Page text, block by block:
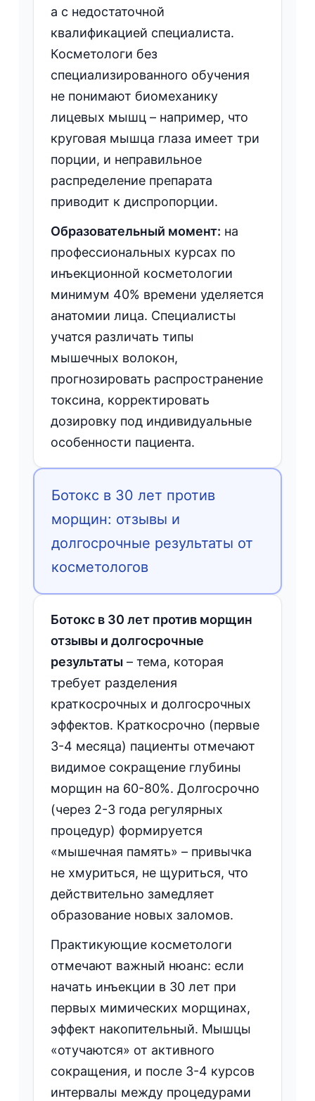
а с недостаточной
квалификацией специалиста.
Косметологи без
специализированного обучения
не понимают биомеханику
лицевых мышц – например, что
круговая мышца глаза имеет три
порции, и неправильное
распределение препарата
приводит к диспропорции.
Образовательный момент: на
профессиональных курсах по
инъекционной косметологии
минимум 40% времени уделяется
анатомии лица. Специалисты
учатся различать типы
мышечных волокон,
прогнозировать распространение
токсина, корректировать
дозировку под индивидуальные
особенности пациента.
Ботокс в 30 лет против
морщин: отзывы и
долгосрочные результаты от
косметологов
Ботокс в 30 лет против морщин
отзывы и долгосрочные
результаты– тема, которая
требует разделения
краткосрочных и долгосрочных
эффектов. Краткосрочно (первые
3-4 месяца) пациенты отмечают
видимое сокращение глубины
морщин на 60-80%. Долгосрочно
(через 2-3 года регулярных
процедур) формируется
«мышечная память» – привычка
не хмуриться, не щуриться, что
действительно замедляет
образование новых заломов.
Практикующие косметологи
отмечают важный нюанс: если
начать инъекции в 30 лет при
первых мимических морщинах,
эффект накопительный. Мышцы
«отучаются» от активного
сокращения, и после 3-4 курсов
интервалы между процедурами